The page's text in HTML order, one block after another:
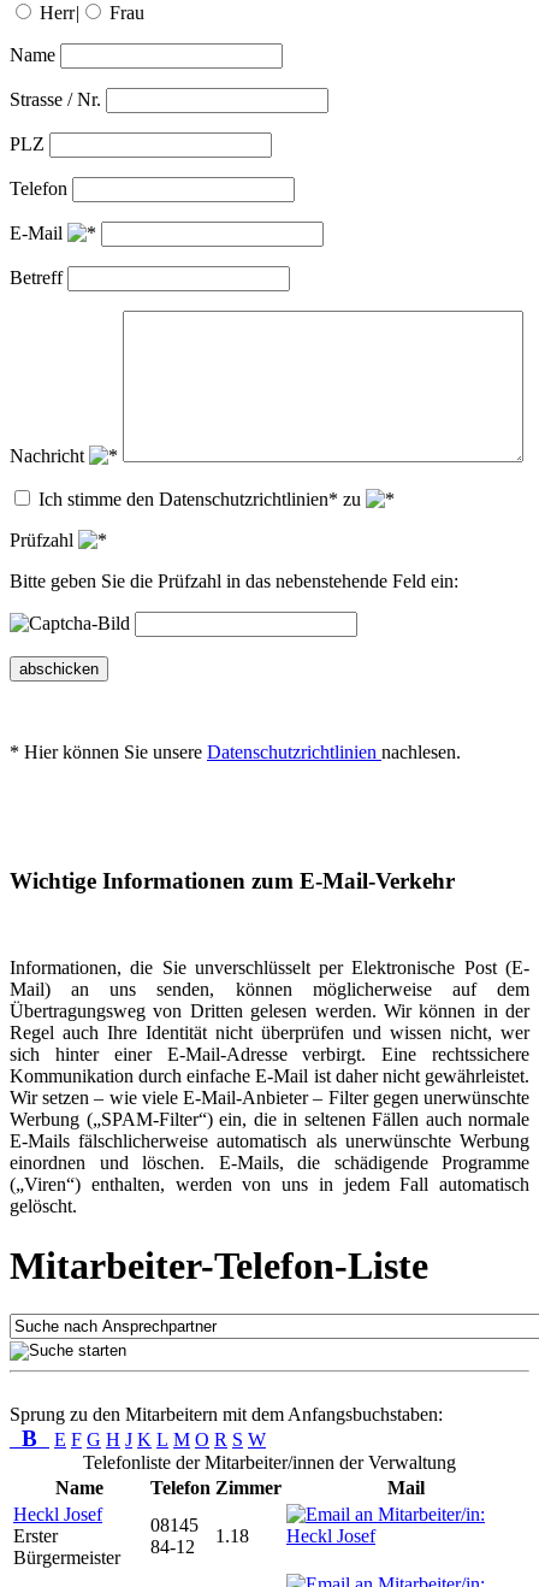
Herr| Frau
Name
Strasse / Nr.
PLZ
Telefon
E-Mail
Betreff
Nachricht
Ich stimme den Datenschutzrichtlinien* zu
Prüfzahl
Bitte geben Sie die Prüfzahl in das nebenstehende Feld ein:
abschicken
* Hier können Sie unsere Datenschutzrichtlinien nachlesen.
Wichtige Informationen zum E-Mail-Verkehr
Informationen, die Sie unverschlüsselt per Elektronische Post (E-
Mail) an uns senden, können möglicherweise auf dem
Übertragungsweg von Dritten gelesen werden. Wir können in der
Regel auch Ihre Identität nicht überprüfen und wissen nicht, wer
sich hinter einer E-Mail-Adresse verbirgt. Eine rechtssichere
Kommunikation durch einfache E-Mail ist daher nicht gewährleistet.
Wir setzen – wie viele E-Mail-Anbieter – Filter gegen unerwünschte
Werbung („SPAM-Filter“) ein, die in seltenen Fällen auch normale
E-Mails fälschlicherweise automatisch als unerwünschte Werbung
einordnen und löschen. E-Mails, die schädigende Programme
(„Viren“) enthalten, werden von uns in jedem Fall automatisch
gelöscht.
Mitarbeiter-Telefon-Liste
Sprung zu den Mitarbeitern mit dem Anfangsbuchstaben:
B E F G H J K L M O R S W
Telefonliste der Mitarbeiter/innen der Verwaltung
Name
Telefon Zimmer
Mail
Heckl Josef
Erster
Bürgermeister
08145
84-12
1.18